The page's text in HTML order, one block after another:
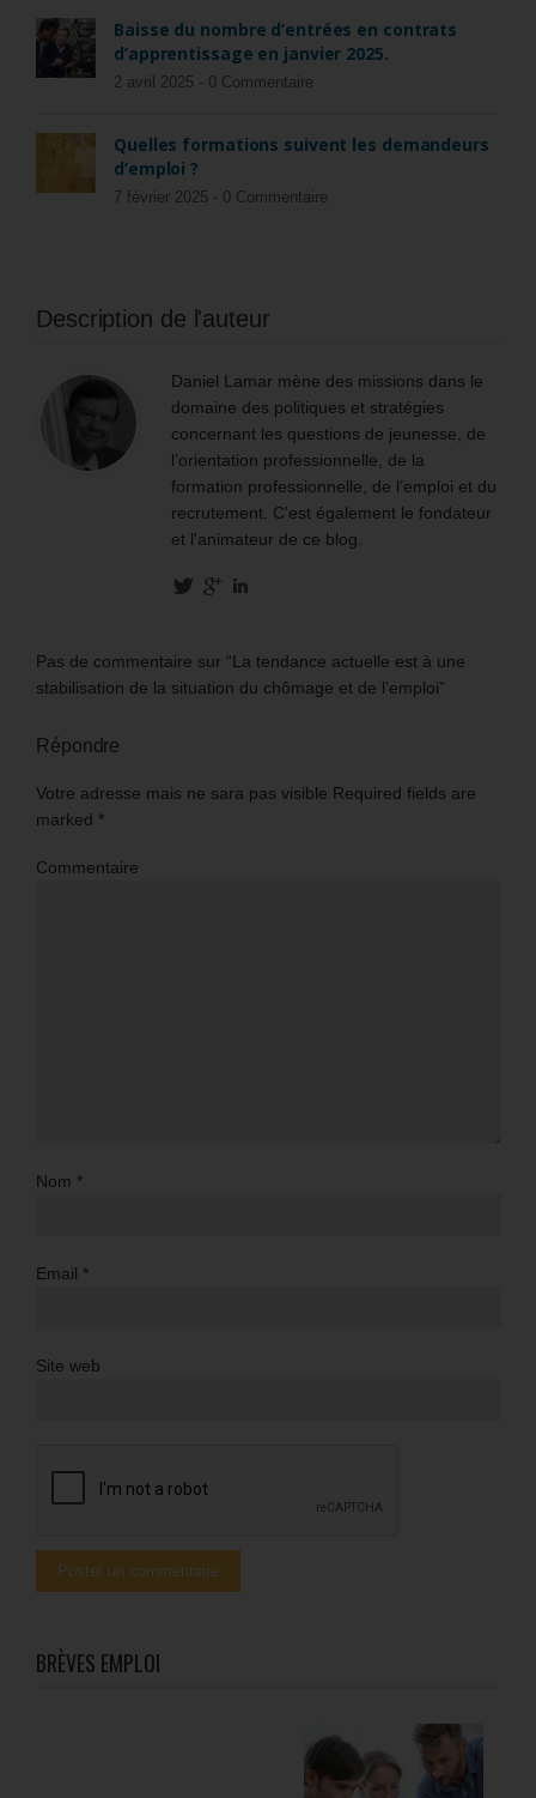
Baisse du nombre d’entrées en contrats
d’apprentissage en janvier 2025.
2 avril 2025 - 0 Commentaire
Quelles formations suivent les demandeurs
d’emploi ?
7 février 2025 - 0 Commentaire
Description de l'auteur
Daniel Lamar mène des missions dans le
domaine des politiques et stratégies
concernant les questions de jeunesse, de
l’orientation professionnelle, de la
formation professionnelle, de l’emploi et du
recrutement. C'est également le fondateur
et l'animateur de ce blog.
Pas de commentaire sur “La tendance actuelle est à une
stabilisation de la situation du chômage et de l’emploi”
Répondre
Votre adresse mais ne sara pas visible Required fields are
marked *
Commentaire
Nom *
Email *
Site web
BRÈVES EMPLOI